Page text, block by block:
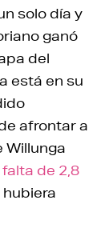
solo día y
ganó
del
está en su
afrontar a
Willunga
de 2,8